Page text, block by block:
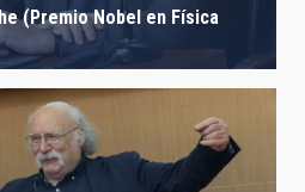
(Premio Nobel en Física